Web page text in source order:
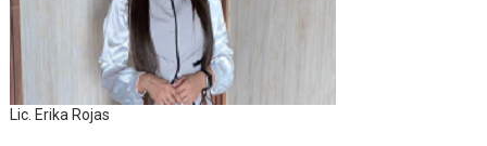
Lic. Erika Rojas